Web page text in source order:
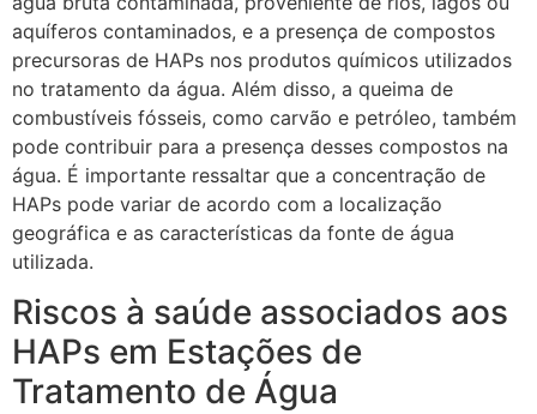
aquíferos contaminados, e a presença de compostos
precursoras de HAPs nos produtos químicos utilizados
no tratamento da água. Além disso, a queima de
combustíveis fósseis, como carvão e petróleo, também
pode contribuir para a presença desses compostos na
água. É importante ressaltar que a concentração de
HAPs pode variar de acordo com a localização
geográfica e as características da fonte de água
utilizada.
Riscos à saúde associados aos
HAPs em Estações de
Tratamento de Água